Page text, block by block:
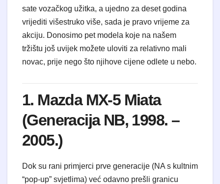
sate vozačkog užitka, a ujedno za deset godina
vrijediti višestruko više, sada je pravo vrijeme za
akciju. Donosimo pet modela koje na našem
tržištu još uvijek možete uloviti za relativno mali
novac, prije nego što njihove cijene odlete u nebo.
1. Mazda MX-5 Miata
(Generacija NB, 1998. –
2005.)
Dok su rani primjerci prve generacije (NA s kultnim
“pop-up” svjetlima) već odavno prešli granicu